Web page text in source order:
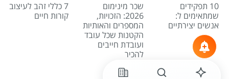
10 תפקידים
שמתאימים ל:
אנשים יצירתיים
שכר מינימום
2026: הזכויות,
המספרים והאותיות
הקטנות שכל עובד
ועובדת חייבים
להכיר
7 כללי זהב לעיצוב
קורות חיים
לכל הכתבות